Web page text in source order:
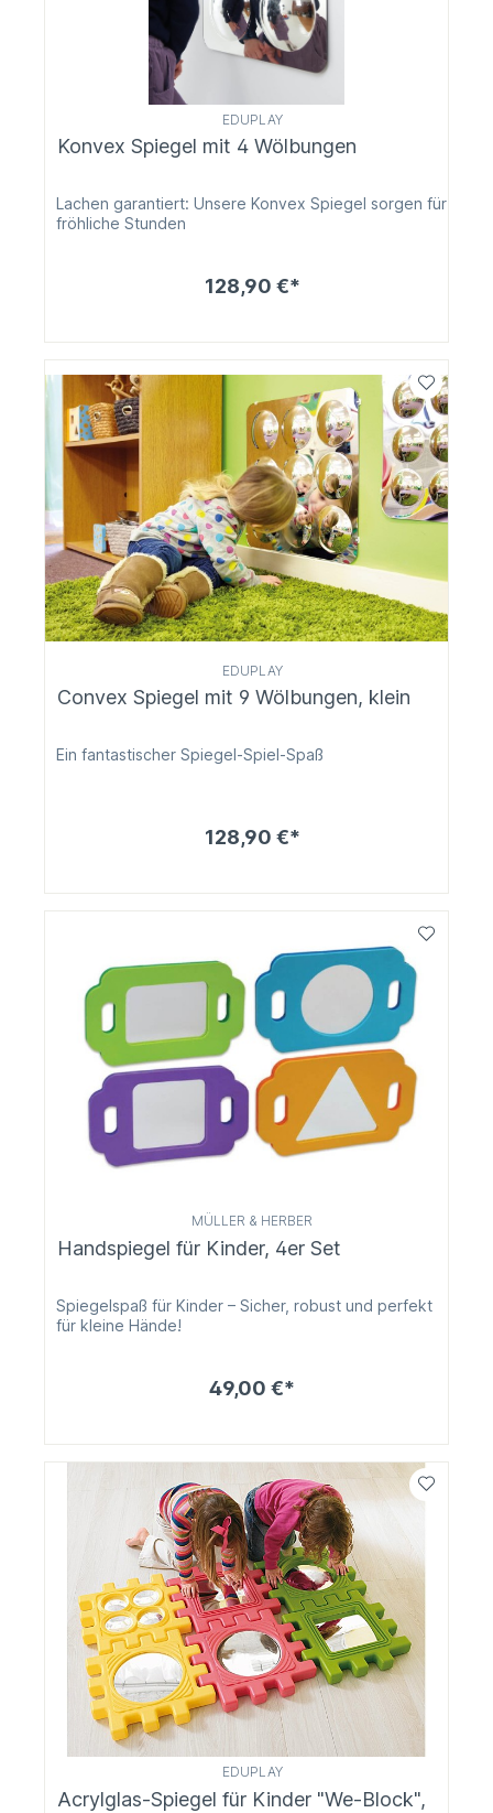
EDUPLAY
Konvex Spiegel mit 4 Wölbungen
Lachen garantiert: Unsere Konvex Spiegel sorgen für
fröhliche Stunden
128,90 €*
EDUPLAY
Convex Spiegel mit 9 Wölbungen, klein
Ein fantastischer Spiegel-Spiel-Spaß
128,90 €*
MÜLLER & HERBER
Handspiegel für Kinder, 4er Set
Spiegelspaß für Kinder – Sicher, robust und perfekt
für kleine Hände!
49,00 €*
EDUPLAY
Acrylglas-Spiegel für Kinder "We-Block",